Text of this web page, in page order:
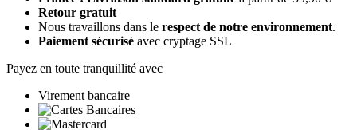
Retour gratuit
Nous travaillons dans le respect de notre environnement.
Paiement sécurisé avec cryptage SSL
Payez en toute tranquillité avec
Virement bancaire